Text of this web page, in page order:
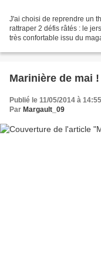
J'ai choisi de reprendre un
rattraper 2 défis râtés : le
très confortable issu du
Marinière de mai !
Publié le 11/05/2014 à 14:55
Par Margault_09